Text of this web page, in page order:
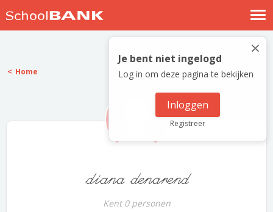
Nostalgische verhalen
Log in
Meld je gratis aan
×
Je bent niet ingelogd
Log in om deze pagina te bekijken
Inloggen
Registreer
Home
diana denarend
Kent 0 personen